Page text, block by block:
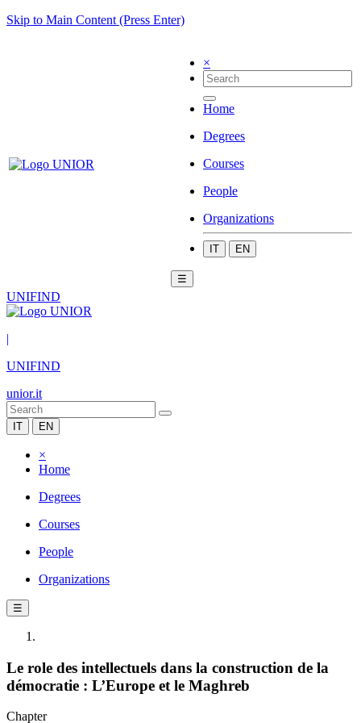
Skip to Main Content (Press Enter)
×
Home
Degrees
Courses
People
Organizations
IT EN
☰
UNIFIND
|
UNIFIND
unior.it
IT EN
×
Home
Degrees
Courses
People
Organizations
☰
Le role des intellectuels dans la construction de la
démocratie : L’Europe et le Maghreb
Chapter